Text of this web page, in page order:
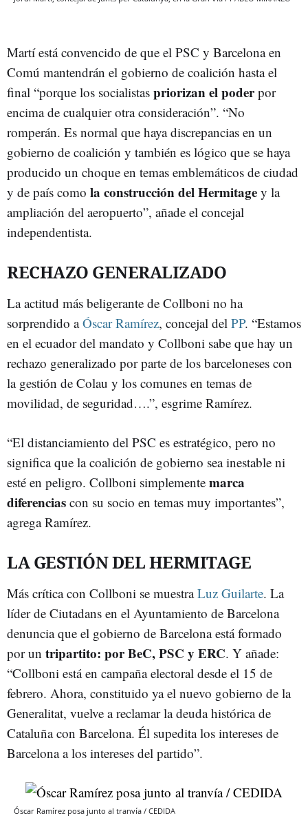
Martí está convencido de que el PSC y Barcelona en
Comú mantendrán el gobierno de coalición hasta el
final “porque los socialistas priorizan el poderpor
encima de cualquier otra consideración”. “No
romperán. Es normal que haya discrepancias en un
gobierno de coalición y también es lógico que se haya
producido un choque en temas emblemáticos de ciudad
y de país como la construcción del Hermitage y la
ampliación del aeropuerto”, añade el concejal
independentista.
RECHAZO GENERALIZADO
La actitud más beligerante de Collboni no ha
sorprendido aÓscar Ramírez, concejal del PP. “Estamos
en el ecuador del mandato y Collboni sabe que hay un
rechazo generalizado por parte de los barceloneses con
la gestión de Colau y los comunes en temas de
movilidad, de seguridad….”, esgrime Ramírez.
“El distanciamiento del PSC es estratégico, pero no
significa que la coalición de gobierno sea inestable ni
esté en peligro. Collboni simplemente marca
diferencias con su socio en temas muy importantes”,
agrega Ramírez.
LA GESTIÓN DEL HERMITAGE
Más crítica con Collboni se muestraLuz Guilarte. La
líder de Ciutadans en el Ayuntamiento de Barcelona
denuncia que el gobierno de Barcelona está formado
por un tripartito: por BeC, PSC y ERC. Y añade:
“Collboni está en campaña electoral desde el 15 de
febrero. Ahora, constituido ya el nuevo gobierno de la
Generalitat, vuelve a reclamar la deuda histórica de
Cataluña con Barcelona. Él supedita los intereses de
Barcelona a los intereses del partido”.
Óscar Ramírez posa junto al tranvía / CEDIDA